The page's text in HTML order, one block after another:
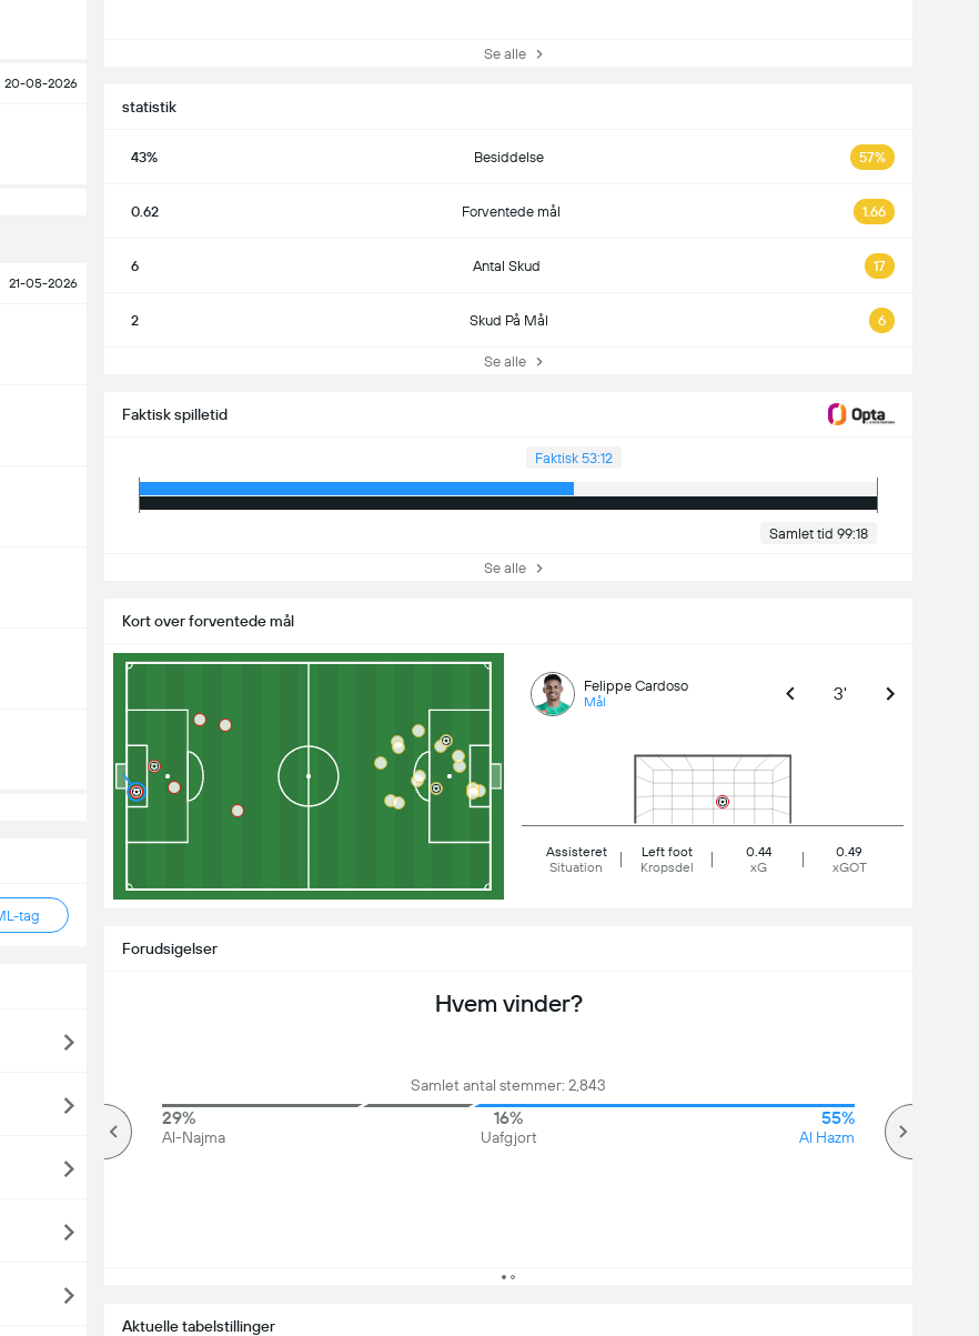
20-08-2026
21-05-2026
tag
Se alle
statistik
43% Besiddelse 57%
0.62 Forventede mål 1.66
6 Antal Skud 17
2 Skud På Mål 6
Se alle
Faktisk spilletid
Faktisk 53:12
Samlet tid 99:18
Se alle
Kort over forventede mål
Felippe Cardoso
Mål 3'
Assisteret
Situation
Left foot
Kropsdel
0.44
xG
0.49
xGOT
Aktuelle tabelstillinger
Forudsigelser
Hvem vinder?
Samlet antal stemmer: 2,843
29%
Al-Najma
16%
Uafgjort
55%
Al Hazm